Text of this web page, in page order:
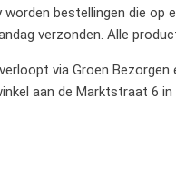
worden bestellingen die op
verzonden. Alle
via Groen
aan de Marktstraat 6